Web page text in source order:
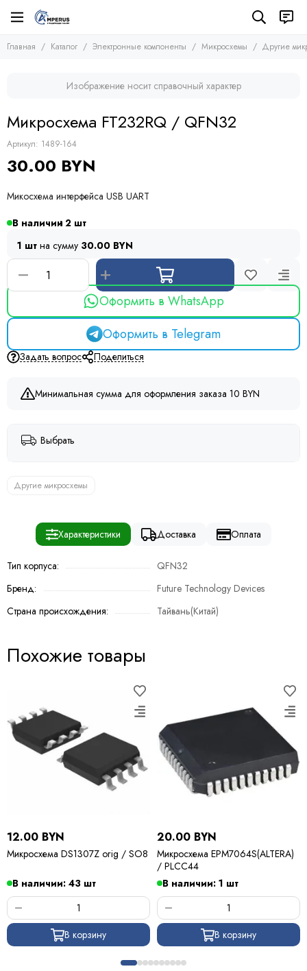
Электронные компоненты
Микросхемы
Микроконтроллеры
Другие микросхемы
Стабилизаторы
Транзисторы
Тиристоры и симисторы
Модули
Резисторы
Кварцевые резонаторы
Дроссели
Устройства защиты
Главная Каталог Электронные компоненты Микросхемы Другие
Изображение носит справочный характер
Микросхема FT232RQ / QFN32
Артикул: 1489-164
30.00 BYN
Микосхема интерфейса USB UART
В наличии 2
1 шт на сумму 30.00 BYN
Оформить в WhatsApp
Оформить в Telegram
Задать вопрос Поделиться
Минимальная сумма для оформления заказа 10 BYN
Выбрать
Другие микросхемы
Характеристики Доставка Оплата
Тип корпуса:
QFN32
Бренд:
Future Technology Devices
Страна происхождения:
Тайвань(Китай)
Похожие товары
12.00 BYN
Микросхема DS1307Z orig / SO8
В наличии: 43 шт
В корзину
20.00 BYN
Микросхема EPM7064S(ALTERA)
/ PLCC44
В наличии: 1 шт
В корзину